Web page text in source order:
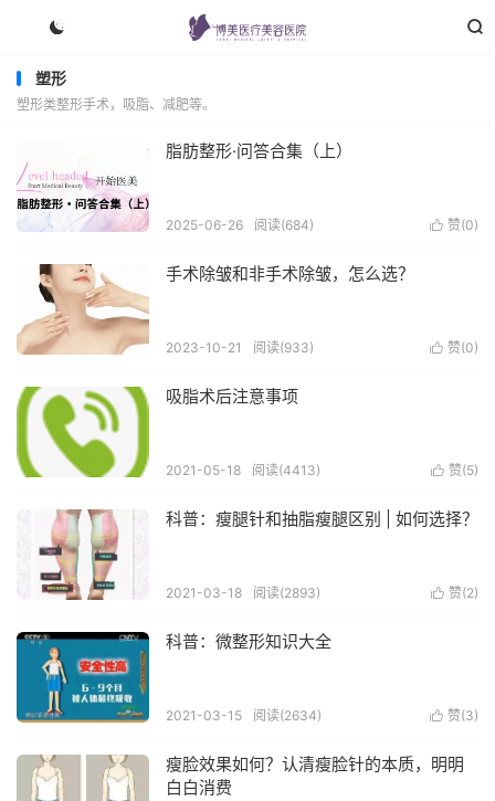


塑形
塑形类整形手术，吸脂、减肥等。
脂肪整形·问答合集（上）
 赞(0)
2025-06-26 阅读(684)
手术除皱和非手术除皱，怎么选？
 赞(0)
2023-10-21 阅读(933)
吸脂术后注意事项
 赞(5)
2021-05-18 阅读(4413)
科普：瘦腿针和抽脂瘦腿区别 | 如何选择？
 赞(2)
2021-03-18 阅读(2893)
科普：微整形知识大全
 赞(3)
2021-03-15 阅读(2634)
瘦脸效果如何？认清瘦脸针的本质，明明
白白消费